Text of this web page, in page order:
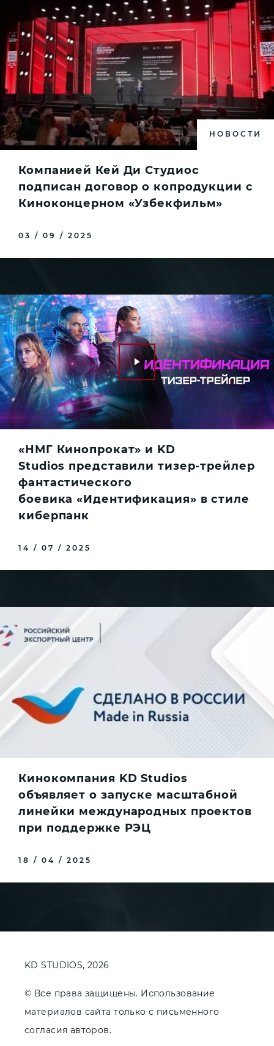
НОВОСТИ
Компанией Кей Ди Студиос
подписан договор о копродукции с
Киноконцерном «Узбекфильм»
03 / 09 / 2025
«НМГ Кинопрокат» и KD
Studios представили тизер-трейлер
фантастического
боевика «Идентификация» в стиле
киберпанк
14 / 07 / 2025
Кинокомпания KD Studios
объявляет о запуске масштабной
линейки международных проектов
при поддержке РЭЦ
18 / 04 / 2025
KD STUDIOS, 2026
© Все права защищены. Использование
материалов сайта только с письменного
согласия авторов.